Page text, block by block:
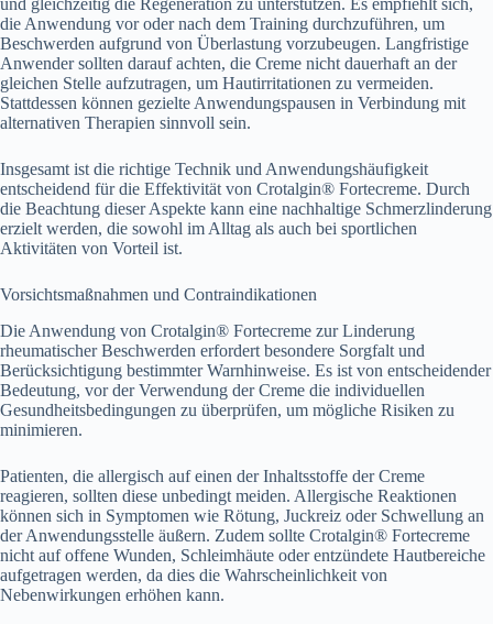
die Anwendung vor oder nach dem Training durchzuführen, um
Beschwerden aufgrund von Überlastung vorzubeugen. Langfristige
Anwender sollten darauf achten, die Creme nicht dauerhaft an der
gleichen Stelle aufzutragen, um Hautirritationen zu vermeiden.
Stattdessen können gezielte Anwendungspausen in Verbindung mit
alternativen Therapien sinnvoll sein.
Insgesamt ist die richtige Technik und Anwendungshäufigkeit
entscheidend für die Effektivität von Crotalgin® Fortecreme. Durch
die Beachtung dieser Aspekte kann eine nachhaltige Schmerzlinderung
erzielt werden, die sowohl im Alltag als auch bei sportlichen
Aktivitäten von Vorteil ist.
Vorsichtsmaßnahmen und Contraindikationen
Die Anwendung von Crotalgin® Fortecreme zur Linderung
rheumatischer Beschwerden erfordert besondere Sorgfalt und
Berücksichtigung bestimmter Warnhinweise. Es ist von entscheidender
Bedeutung, vor der Verwendung der Creme die individuellen
Gesundheitsbedingungen zu überprüfen, um mögliche Risiken zu
minimieren.
Patienten, die allergisch auf einen der Inhaltsstoffe der Creme
reagieren, sollten diese unbedingt meiden. Allergische Reaktionen
können sich in Symptomen wie Rötung, Juckreiz oder Schwellung an
der Anwendungsstelle äußern. Zudem sollte Crotalgin® Fortecreme
nicht auf offene Wunden, Schleimhäute oder entzündete Hautbereiche
aufgetragen werden, da dies die Wahrscheinlichkeit von
Nebenwirkungen erhöhen kann.